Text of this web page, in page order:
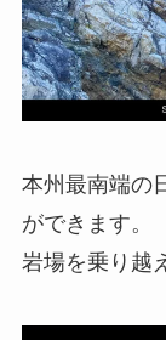
本州最南端の
ができます。
岩場を乗り越